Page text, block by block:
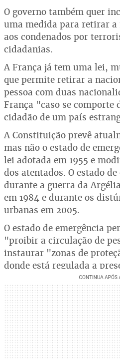
O governo também quer
uma medida para retirar a
aos condenados por
cidadanias.
A França já tem uma lei,
que permite retirar a
pessoa com duas
França "caso se comporte
cidadão de um país
A Constituição prevê
mas não o estado de
lei adotada em 1955 e
dos atentados. O estado
durante a guerra da
em 1984 e durante os
urbanas em 2005.
O estado de emergência
"proibir a circulação de
instaurar "zonas de
donde está regulada a